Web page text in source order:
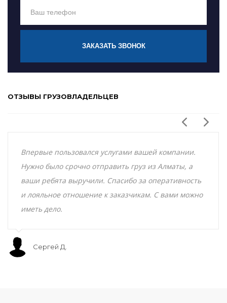
ЗАКАЗАТЬ ЗВОНОК
ОТЗЫВЫ ГРУЗОВЛАДЕЛЬЦЕВ
Впервые пользовался услугами вашей компании.
Нужно было срочно отправить груз из Алматы, а
ваши ребята выручили. Спасибо за оперативность
и лояльное отношение к заказчикам. С вами можно
иметь дело.
Сергей Д.